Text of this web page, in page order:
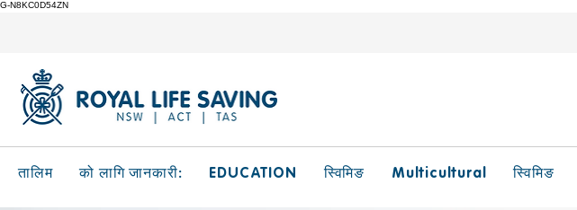
G-N8KC0D54ZN
तालिम को लागि जानकारी: EDUCATION स्विमिङ Multicultural स्विमिङ